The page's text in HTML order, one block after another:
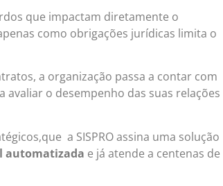
que impactam diretamente o
como obrigações jurídicas limita o
a organização passa a contar com
o desempenho das suas relações
a SISPRO assina uma solução
automatizada e já atende a centenas de